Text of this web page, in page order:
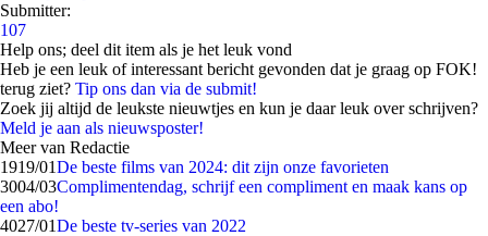
Submitter:
107
Help ons; deel dit item als je het leuk vond
Heb je een leuk of interessant bericht gevonden dat je graag op FOK!
terug ziet? Tip ons dan via de submit!
Zoek jij altijd de leukste nieuwtjes en kun je daar leuk over schrijven?
Meld je aan als nieuwsposter!
Meer van Redactie
1919/01De beste films van 2024: dit zijn onze favorieten
3004/03Complimentendag, schrijf een compliment en maak kans op
een abo!
4027/01De beste tv-series van 2022